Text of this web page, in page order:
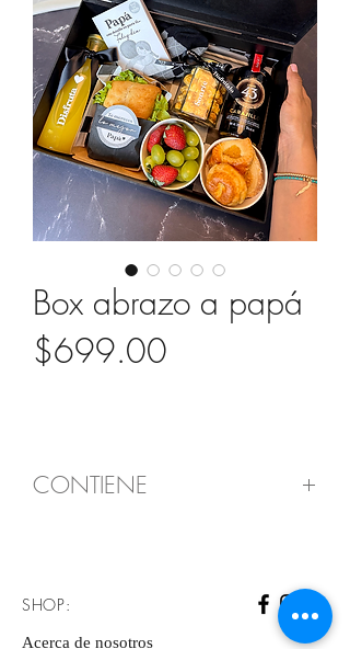
Box abrazo a papá
$699.00
CONTIENE
1 libro con dedicatoria para
papá
SHOP:
Acerca de nosotros